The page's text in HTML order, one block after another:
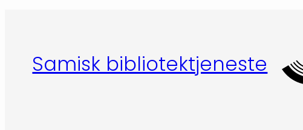
Samisk bibliotektjeneste